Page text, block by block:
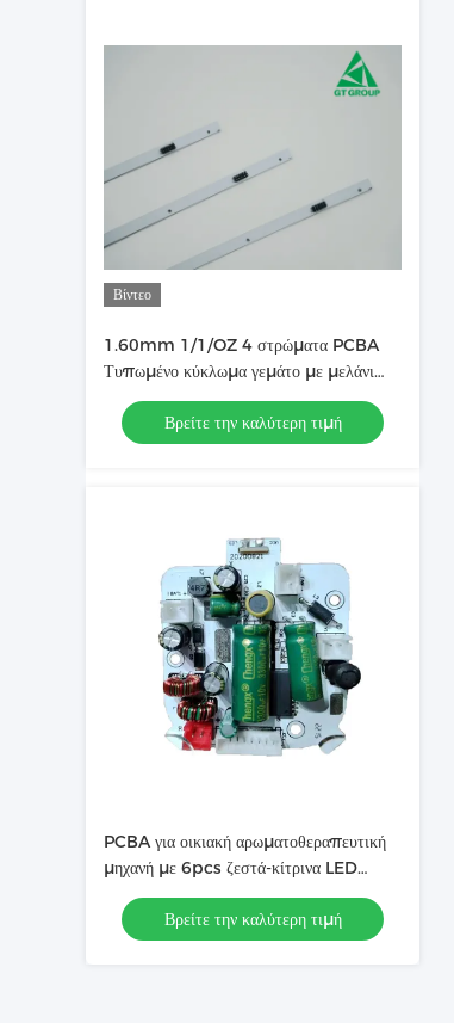
Βίντεο
1.60mm 1/1/OZ 4 στρώματα PCBA
Τυπωμένο κύκλωμα γεμάτο με μελάνι
που χρησιμοποιείται σε LED Light Bar
Βρείτε την καλύτερη τιμή
PCBA για οικιακή αρωματοθεραπευτική
μηχανή με 6pcs ζεστά-κίτρινα LED
υψηλού φωτός
Βρείτε την καλύτερη τιμή